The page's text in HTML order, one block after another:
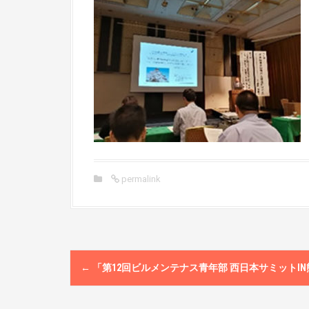
permalink
P
o
← 「第12回ビルメンテナス青年部 西日本サミット